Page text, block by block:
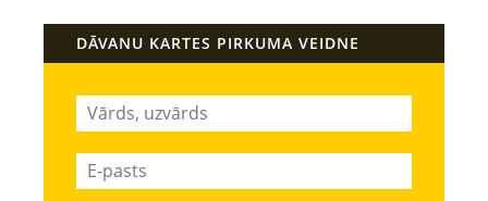
DĀVANU KARTES PIRKUMA VEIDNE